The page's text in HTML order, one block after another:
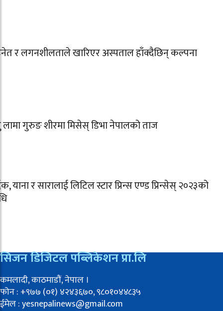
र लगनशीलताले खारिएर अस्पताल हाँक्दैछिन् कल्पना
गुरुङ शीरमा मिसेस् डिभा नेपालको ताज
याना र सारालाई लिटिल स्टार प्रिन्स एण्ड प्रिन्सेस् २०२३को
सिजन डिजिटल पब्लिकेशन प्रा.लि
कमलादी, काठमाडौं, नेपाल ।
फोन : +९७७ (०१) ४२४३६७०, ९८०१०४४८३५
ईमेल : yesnepalinews@gmail.com